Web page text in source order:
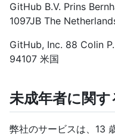
GitHub B.V. Prins
1097JB The
GitHub, Inc. 88 Colin
94107 米国
未成年者に関す
弊社のサービスは、13